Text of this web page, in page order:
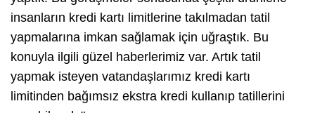
insanların kredi kartı limitlerine takılmadan tatil
yapmalarına imkan sağlamak için uğraştık. Bu
konuyla ilgili güzel haberlerimiz var. Artık tatil
yapmak isteyen vatandaşlarımız kredi kartı
limitinden bağımsız ekstra kredi kullanıp tatillerini